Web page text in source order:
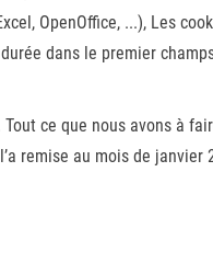
OpenOffice, ...), Les
dans le premier
ce que nous avons à
remise au mois de janvier